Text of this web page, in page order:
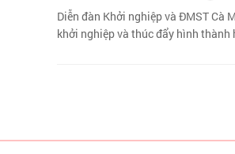
Diễn đàn Khởi nghiệp và ĐMST Cà
khởi nghiệp và thúc đẩy hình